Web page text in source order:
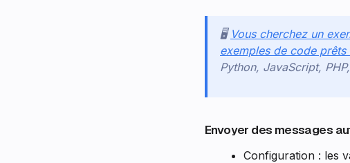
🖥️ Vous cherchez un
exemples de code prêts
Python, JavaScript,
Envoyer des messages
Configuration : les